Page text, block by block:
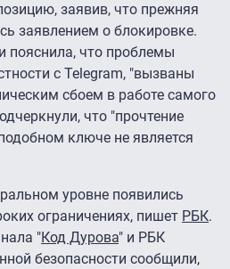
заявив, что прежняя
заявлением о блокировке.
пояснила, что проблемы
с Telegram, "вызваны
сбоем в работе самого
что "прочтение
ключе не является
уровне появились
ограничениях, пишет РБК.
"Код Дурова" и РБК
безопасности сообщили,